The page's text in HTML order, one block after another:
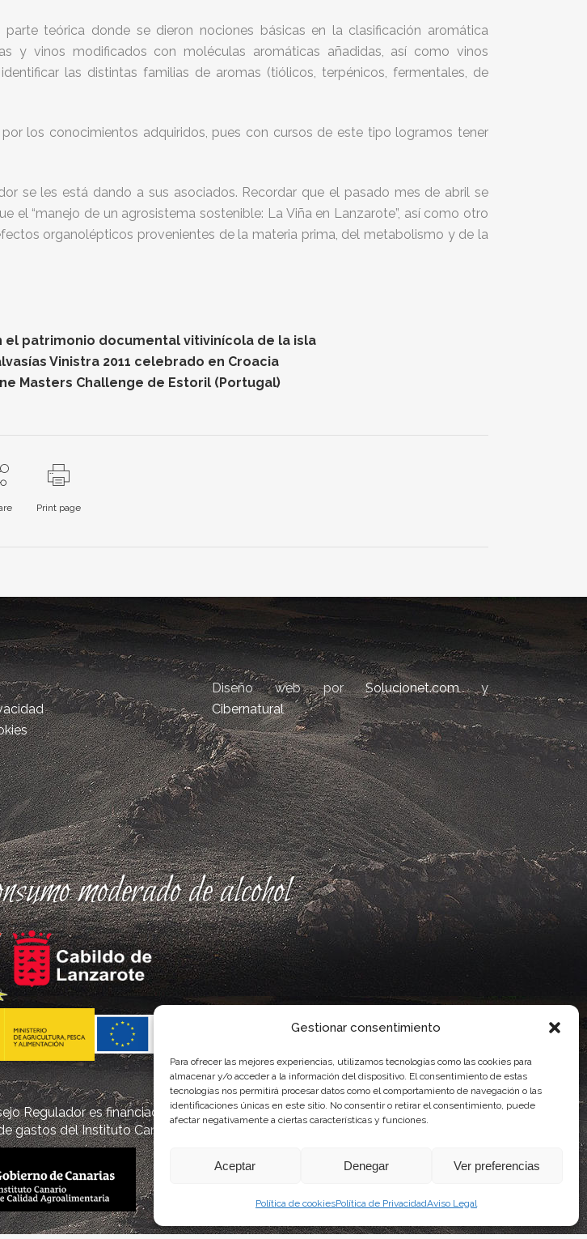
Gestionar consentimiento
Para ofrecer las mejores experiencias, utilizamos tecnologías como las cookies para
almacenar y/o acceder a la información del dispositivo. El consentimiento de estas
tecnologías nos permitirá procesar datos como el comportamiento de navegación o las
identificaciones únicas en este sitio. No consentir o retirar el consentimiento, puede
afectar negativamente a ciertas características y funciones.
Aceptar Denegar Ver preferencias
Política de cookiesPolítica de PrivacidadAviso Legal
teórica donde se dieron nociones básicas en la clasificación aromática
y vinos modificados con moléculas aromáticas añadidas, así como vinos
las distintas familias de aromas (tiólicos, terpénicos, fermentales, de
los conocimientos adquiridos, pues con cursos de este tipo logramos tener
se les está dando a sus asociados. Recordar que el pasado mes de abril se
“manejo de un agrosistema sostenible: La Viña en Lanzarote”, así como otro
organolépticos provenientes de la materia prima, del metabolismo y de la
patrimonio documental vitivinícola de la isla
Vinistra 2011 celebrado en Croacia
Masters Challenge de Estoril (Portugal)
Print page
Diseño web porSolucionet.comy
Cibernatural
moderado de alcohol
Regulador es financiada, parcialmente, por el Gobierno de Canarias
gastos del Instituto Canario de Calidad Agroalimentaria